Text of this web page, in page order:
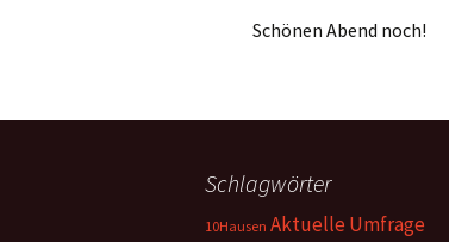
Schönen Abend noch!
Schlagwörter
10Hausen Aktuelle Umfrage